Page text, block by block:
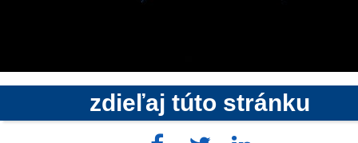
zdieľaj túto stránku